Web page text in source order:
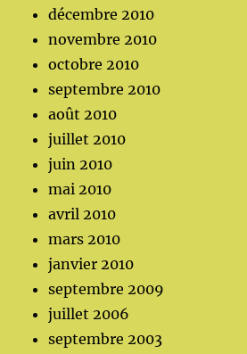
décembre 2010
novembre 2010
octobre 2010
septembre 2010
août 2010
juillet 2010
juin 2010
mai 2010
avril 2010
mars 2010
janvier 2010
septembre 2009
juillet 2006
septembre 2003